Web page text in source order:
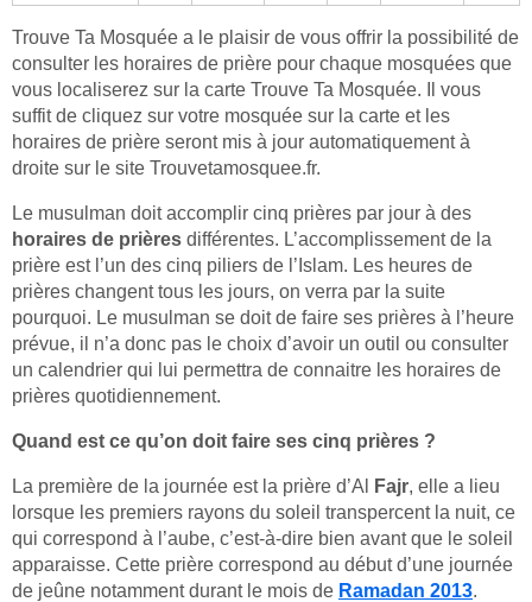
Trouve Ta Mosquée a le plaisir de vous offrir la possibilité de
consulter les horaires de prière pour chaque mosquées que
vous localiserez sur la carte Trouve Ta Mosquée. Il vous
suffit de cliquez sur votre mosquée sur la carte et les
horaires de prière seront mis à jour automatiquement à
droite sur le site Trouvetamosquee.fr.
Le musulman doit accomplir cinq prières par jour à des
horaires de prières différentes. L’accomplissement de la
prière est l’un des cinq piliers de l’Islam. Les heures de
prières changent tous les jours, on verra par la suite
pourquoi. Le musulman se doit de faire ses prières à l’heure
prévue, il n’a donc pas le choix d’avoir un outil ou consulter
un calendrier qui lui permettra de connaitre les horaires de
prières quotidiennement.
Quand est ce qu’on doit faire ses cinq prières ?
La première de la journée est la prière d’Al Fajr, elle a lieu
lorsque les premiers rayons du soleil transpercent la nuit, ce
qui correspond à l’aube, c’est-à-dire bien avant que le soleil
apparaisse. Cette prière correspond au début d’une journée
de jeûne notamment durant le mois de Ramadan 2013.